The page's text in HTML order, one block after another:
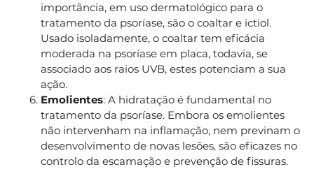
importância, em uso dermatológico para o
tratamento da psoríase, são o coaltar e ictiol.
Usado isoladamente, o coaltar tem eficácia
moderada na psoríase em placa, todavia, se
associado aos raios UVB, estes potenciam a sua
ação.
Emolientes: A hidratação é fundamental no
tratamento da psoríase. Embora os emolientes
não intervenham na inflamação, nem previnam o
desenvolvimento de novas lesões, são eficazes no
controlo da escamação e prevenção de fissuras.